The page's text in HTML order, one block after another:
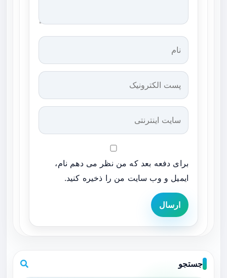
برای دفعه بعد که من نظر می دهم نام،
ایمیل و وب سایت من را ذخیره کنید.
ارسال
جستجو